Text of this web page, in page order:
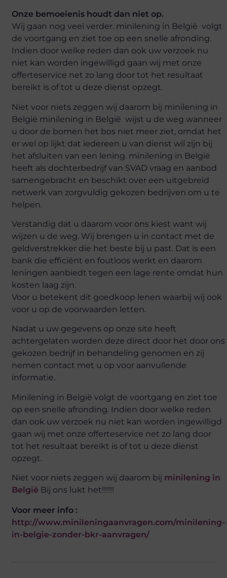
Onze bemoeienis houdt dan niet op.
Wij gaan nog veel verder. minilening in België volgt
de voortgang en ziet toe op een snelle afronding.
Indien door welke reden dan ook uw verzoek nu
niet kan worden ingewilligd gaan wij met onze
offerteservice net zo lang door tot het resultaat
bereikt is of tot u deze dienst opzegt.
Niet voor niets zeggen wij daarom bij minilening in
België minilening in België wijst u de weg wanneer
u door de bomen het bos niet meer ziet, omdat het
er wel op lijkt dat iedereen u van dienst wil zijn bij
het afsluiten van een lening. minilening in België
heeft als dochterbedrijf van SVAD vraag en aanbod
samengebracht en beschikt over een uitgebreid
netwerk van zorgvuldig gekozen bedrijven om u te
helpen.
Verstandig dat u daarom voor ons kiest want wij
wijzen u de weg. Wij brengen u in contact met de
geldverstrekker die het beste bij u past. Dat is een
bank die efficiënt en foutloos werkt en daarom
leningen aanbiedt tegen een lage rente omdat hun
kosten laag zijn.
Voor u betekent dit goedkoop lenen waarbij wij ook
voor u op de voorwaarden letten.
Nadat u uw gegevens op onze site heeft
achtergelaten worden deze direct door het door ons
gekozen bedrijf in behandeling genomen en zij
nemen contact met u op voor aanvullende
informatie.
Minilening in België volgt de voortgang en ziet toe
op een snelle afronding. Indien door welke reden
dan ook uw verzoek nu niet kan worden ingewilligd
gaan wij met onze offerteservice net zo lang door
tot het resultaat bereikt is of tot u deze dienst
opzegt.
Niet voor niets zeggen wij daarom bij minilening in
België Bij ons lukt het!!!!!!
Voor meer info :
http://www.minileningaanvragen.com/minilening-
in-belgie-zonder-bkr-aanvragen/